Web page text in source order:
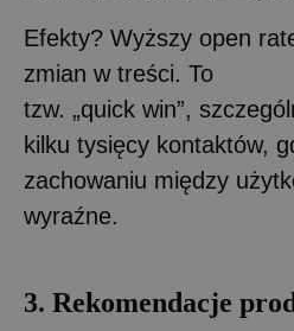
Efekty? Wyższy open
zmian w treści. To
tzw. „quick win”,
kilku tysięcy kontaktów,
zachowaniu między
wyraźne.
3. Rekomendacje